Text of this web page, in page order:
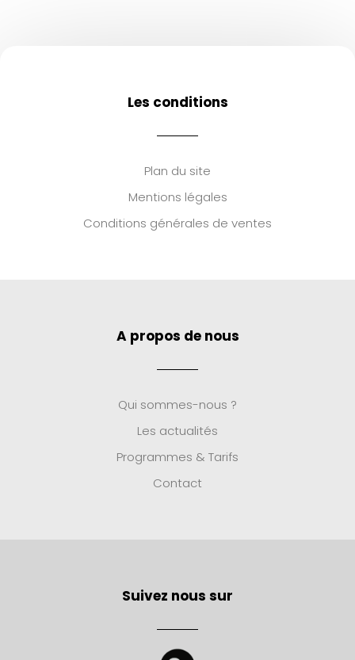
Les conditions
Plan du site
Mentions légales
Conditions générales de ventes
A propos de nous
Qui sommes-nous ?
Les actualités
Programmes & Tarifs
Contact
Suivez nous sur